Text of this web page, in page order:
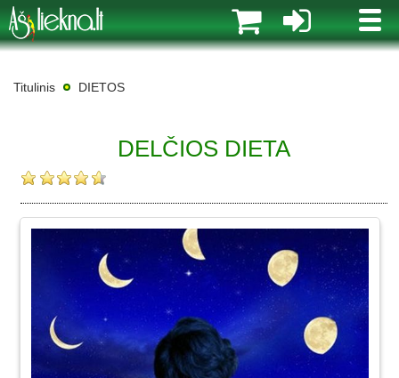
MENIU
Titulinis DIETOS
DELČIOS DIETA